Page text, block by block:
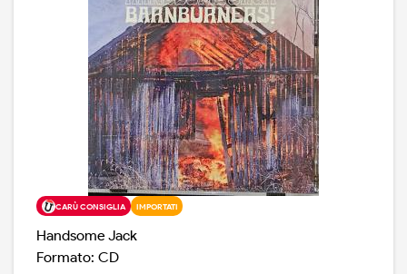
CARÙ CONSIGLIA IMPORTATI
Handsome Jack
Formato: CD